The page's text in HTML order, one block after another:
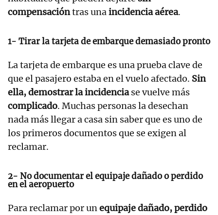
compensacióntras unaincidencia aérea.
1- Tirar la tarjeta de embarque demasiado pronto
La tarjeta de embarque es una prueba clave de
que el pasajero estaba en el vuelo afectado. Sin
ella, demostrar la incidenciase vuelve más
complicado. Muchas personas la desechan
nada más llegar a casa sin saber que es uno de
los primeros documentos que se exigen al
reclamar.
2- No documentar el equipaje dañado o perdido
en el aeropuerto
Para reclamar por unequipaje dañado, perdido